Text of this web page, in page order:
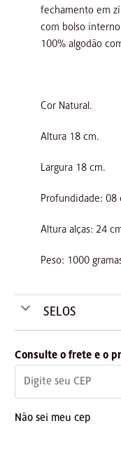
fechamento em
com bolso
100% algodão
Cor Natural.
Altura 18 cm.
Largura 18 cm.
Profundidade: 08
Altura alças: 24
Peso: 1000
SELOS
Consulte o frete e o
Não sei meu cep